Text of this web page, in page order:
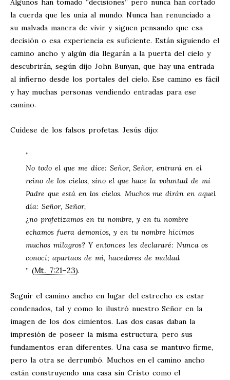
Algunos han tomado “decisiones” pero nunca han cortado
la cuerda que les unía al mundo. Nunca han renunciado a
su malvada manera de vivir y siguen pensando que esa
decisión o esa experiencia es suficiente. Están siguiendo el
camino ancho y algún día llegarán a la puerta del cielo y
descubrirán, según dijo John Bunyan, que hay una entrada
al infierno desde los portales del cielo. Ese camino es fácil
y hay muchas personas vendiendo entradas para ese
camino.
Cuídese de los falsos profetas. Jesús dijo:
“
No todo el que me dice: Señor, Señor, entrará en el
reino de los cielos, sino el que hace la voluntad de mi
Padre que está en los cielos. Muchos me dirán en aquel
día: Señor, Señor,
¿no profetizamos en tu nombre, y en tu nombre
echamos fuera demonios, y en tu nombre hicimos
muchos milagros? Y entonces les declararé: Nunca os
conocí; apartaos de mí, hacedores de maldad
” (Mt. 7:21–23).
Seguir el camino ancho en lugar del estrecho es estar
condenados, tal y como lo ilustró nuestro Señor en la
imagen de los dos cimientos. Las dos casas daban la
impresión de poseer la misma estructura, pero sus
fundamentos eran diferentes. Una casa se mantuvo firme,
pero la otra se derrumbó. Muchos en el camino ancho
están construyendo una casa sin Cristo como el